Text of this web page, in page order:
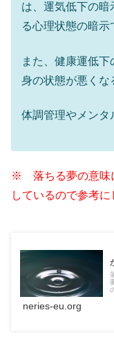
は、運気低下の暗
る心理状態の暗示
また、健康運低
身の状態が悪くな
体調管理やメンタ
※ 落ちる夢の意味
しているので参考に
neries-eu.org